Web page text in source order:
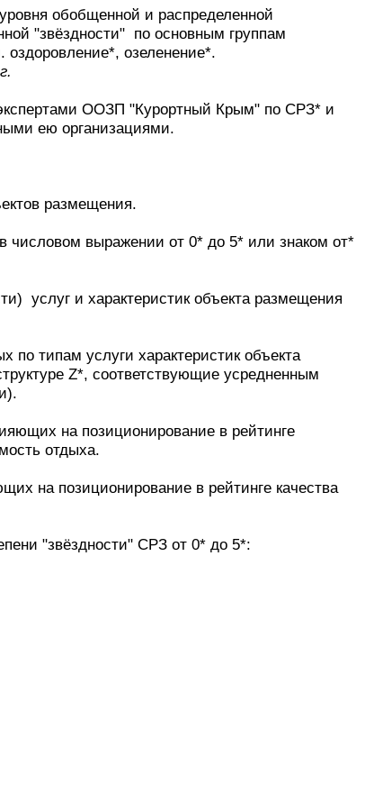
обобщенной и распределенной
"звёздности" по основным группам
оздоровление*, озеленение*.
экспертами ООЗП "Курортный Крым" по СРЗ* и
ею организациями.
размещения.
числовом выражении от 0* до 5* или знаком от*
услуг и характеристик объекта размещения
по типам услуги характеристик объекта
Z*, соответствующие усредненным
на позиционирование в рейтинге
отдыха.
на позиционирование в рейтинге качества
"звёздности" СРЗ от 0* до 5*: